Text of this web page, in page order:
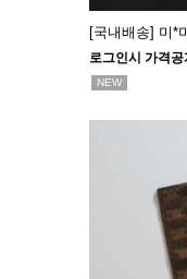
[국내배송] 미*
로그인시 가격공
NEW